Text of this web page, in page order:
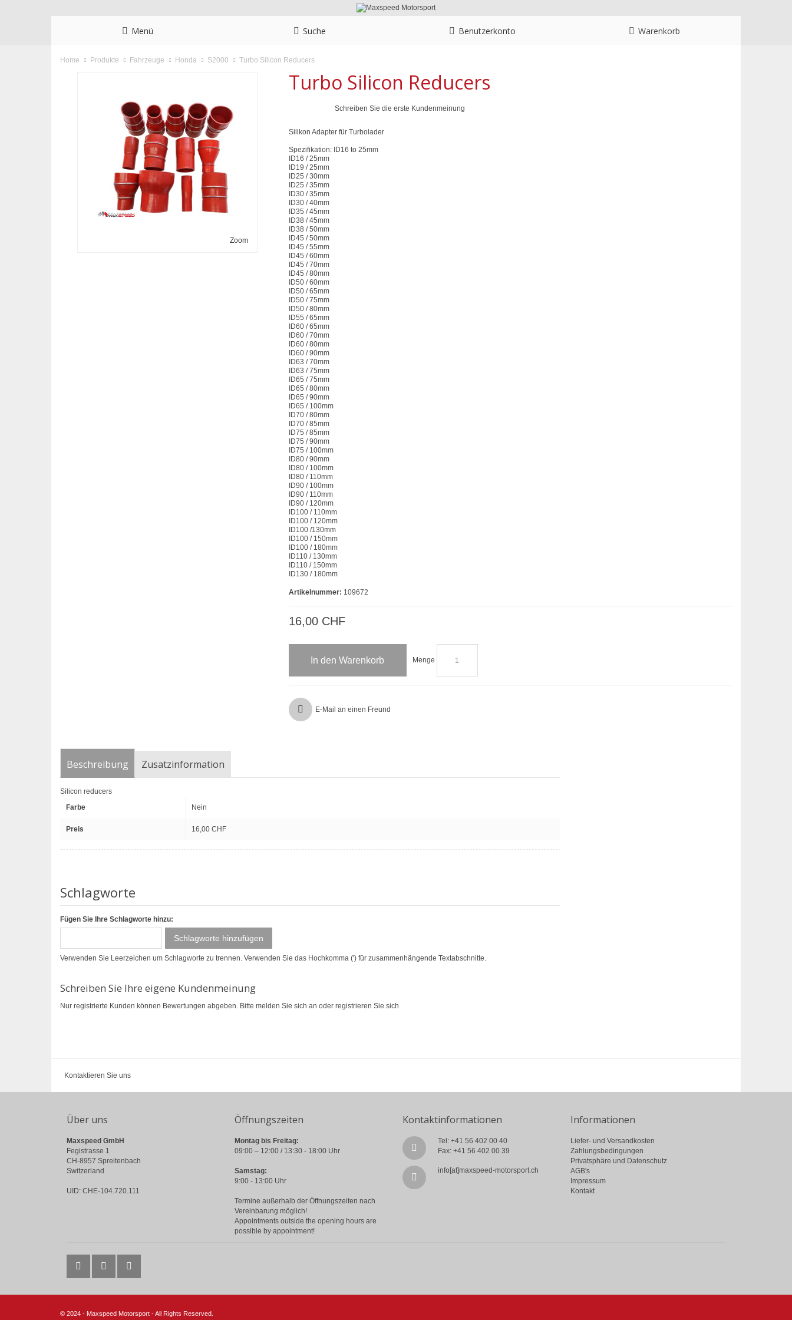
Menü Suche Benutzerkonto Warenkorb
Home Produkte Fahrzeuge Honda S2000 Turbo Silicon Reducers
Zoom
Turbo Silicon Reducers
Schreiben Sie die erste Kundenmeinung
Silikon Adapter für Turbolader
Spezifikation: ID16 to 25mm
ID16 / 25mm
ID19 / 25mm
ID25 / 30mm
ID25 / 35mm
ID30 / 35mm
ID30 / 40mm
ID35 / 45mm
ID38 / 45mm
ID38 / 50mm
ID45 / 50mm
ID45 / 55mm
ID45 / 60mm
ID45 / 70mm
ID45 / 80mm
ID50 / 60mm
ID50 / 65mm
ID50 / 75mm
ID50 / 80mm
ID55 / 65mm
ID60 / 65mm
ID60 / 70mm
ID60 / 80mm
ID60 / 90mm
ID63 / 70mm
ID63 / 75mm
ID65 / 75mm
ID65 / 80mm
ID65 / 90mm
ID65 / 100mm
ID70 / 80mm
ID70 / 85mm
ID75 / 85mm
ID75 / 90mm
ID75 / 100mm
ID80 / 90mm
ID80 / 100mm
ID80 / 110mm
ID90 / 100mm
ID90 / 110mm
ID90 / 120mm
ID100 / 110mm
ID100 / 120mm
ID100 /130mm
ID100 / 150mm
ID100 / 180mm
ID110 / 130mm
ID110 / 150mm
ID130 / 180mm
Artikelnummer: 109672
16,00 CHF
Menge
In den Warenkorb
E-Mail an einen Freund
Beschreibung Zusatzinformation
Silicon reducers
Farbe
Nein
Preis 16,00 CHF
Schlagworte
Fügen Sie Ihre Schlagworte hinzu:
Schlagworte hinzufügen
Verwenden Sie Leerzeichen um Schlagworte zu trennen. Verwenden Sie das Hochkomma (') für zusammenhängende Textabschnitte.
Schreiben Sie Ihre eigene Kundenmeinung
Nur registrierte Kunden können Bewertungen abgeben. Bittemelden Sie sich an oderregistrieren Sie sich
Kontaktieren Sie uns
Über uns
Maxspeed GmbH
Fegistrasse 1
CH-8957 Spreitenbach
Switzerland
UID: CHE-104.720.111
Öffnungszeiten
Montag bis Freitag:
09:00 – 12:00 / 13:30 - 18:00 Uhr
Samstag:
9:00 - 13:00 Uhr
Termine außerhalb der Öffnungszeiten nach
Vereinbarung möglich!
Appointments outside the opening hours are
possible by appointment!
Kontaktinformationen
Tel: +41 56 402 00 40
Fax: +41 56 402 00 39
info[at]maxspeed-motorsport.ch
Informationen
Liefer- und Versandkosten
Zahlungsbedingungen
Privatsphäre und Datenschutz
AGB's
Impressum
Kontakt
© 2024 - Maxspeed Motorsport - All Rights Reserved.